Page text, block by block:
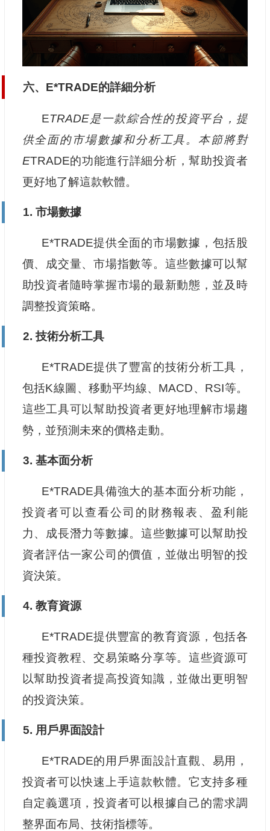
六、E*TRADE的詳細分析
ETRADE是一款綜合性的投資平台，提
供全面的市場數據和分析工具。本節將對
ETRADE的功能進行詳細分析，幫助投資者
更好地了解這款軟體。
1. 市場數據
E*TRADE提供全面的市場數據，包括股
價、成交量、市場指數等。這些數據可以幫
助投資者隨時掌握市場的最新動態，並及時
調整投資策略。
2. 技術分析工具
E*TRADE提供了豐富的技術分析工具，
包括K線圖、移動平均線、MACD、RSI等。
這些工具可以幫助投資者更好地理解市場趨
勢，並預測未來的價格走動。
3. 基本面分析
E*TRADE具備強大的基本面分析功能，
投資者可以查看公司的財務報表、盈利能
力、成長潛力等數據。這些數據可以幫助投
資者評估一家公司的價值，並做出明智的投
資決策。
4. 教育資源
E*TRADE提供豐富的教育資源，包括各
種投資教程、交易策略分享等。這些資源可
以幫助投資者提高投資知識，並做出更明智
的投資決策。
5. 用戶界面設計
E*TRADE的用戶界面設計直觀、易用，
投資者可以快速上手這款軟體。它支持多種
自定義選項，投資者可以根據自己的需求調
整界面布局、技術指標等。